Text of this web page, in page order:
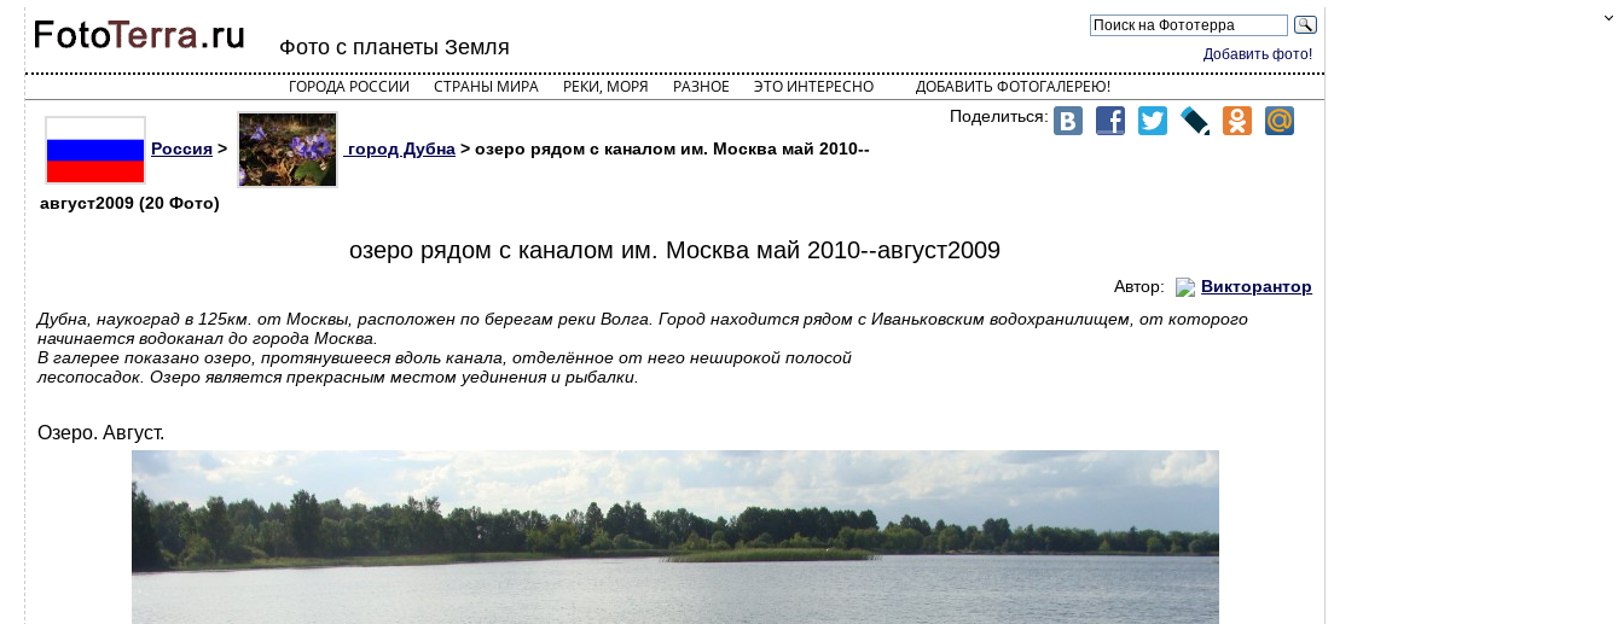
Добавить фото!
Фото с планеты Земля
ГОРОДА РОССИИ СТРАНЫ МИРА РЕКИ, МОРЯ РАЗНОЕ ЭТО ИНТЕРЕСНО ДОБАВИТЬ ФОТОГАЛЕРЕЮ!
Поделиться:
Россия > город Дубна > озеро рядом с каналом им. Москва май 2010--
август2009 (20 Фото)
озеро рядом с каналом им. Москва май 2010--август2009
Автор:
Викторантор
Дубна, наукоград в 125км. от Москвы, расположен по берегам реки Волга. Город находится рядом с Иваньковским водохранилищем, от которого
начинается водоканал до города Москва.
В галерее показано озеро, протянувшееся вдоль канала, отделённое от него неширокой полосой
лесопосадок. Озеро является прекрасным местом уединения и рыбалки.
Озеро. Август.